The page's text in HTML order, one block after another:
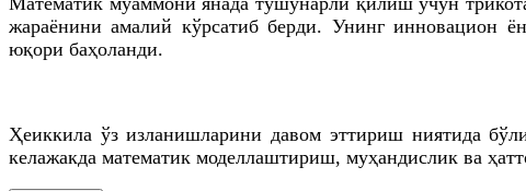
жараёнини амалий кўрсатиб берди. Унинг инновацион
юқори баҳоланди.
Ҳеиккила ўз изланишларини давом эттириш ниятида
келажакда математик моделлаштириш, муҳандислик ва